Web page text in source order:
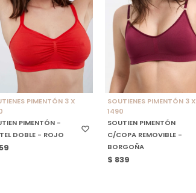
TALLE
PIMENTÓN 3 X
PIMENTÓN -
DOBLE - ROJO
SELECCIONAR TALLE
SOUTIENES PIMENTÓN 3 X
1490
SOUTIEN PIMENTÓN
C/COPA REMOVIBLE -
BORGOÑA
$ 839